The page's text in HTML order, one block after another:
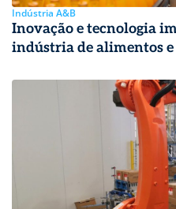
Indústria A&B
Inovação e tecnologia
indústria de alimentos e